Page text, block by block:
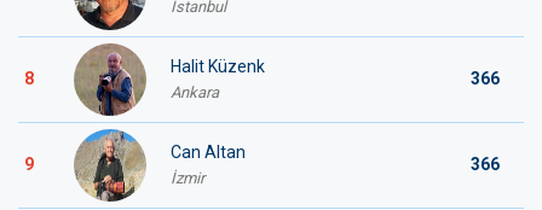
İstanbul
8
Halit Küzenk
Ankara
366
9
Can Altan
İzmir
366